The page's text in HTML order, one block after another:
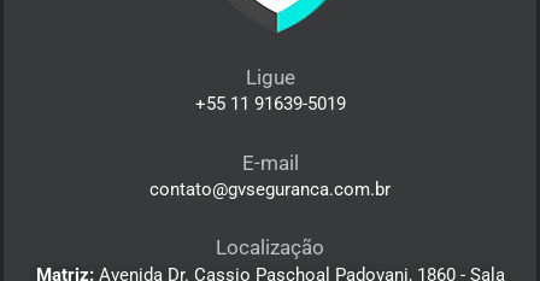
Ligue
+55 11 91639-5019
E-mail
contato@gvseguranca.com.br
Localização
Matriz:Avenida Dr. Cassio Paschoal Padovani, 1860 - Sala